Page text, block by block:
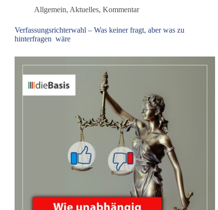
Realitäten
Allgemein, Aktuelles, Kommentar
Verfassungsrichterwahl – Was keiner fragt, aber was zu
hinterfragen wäre